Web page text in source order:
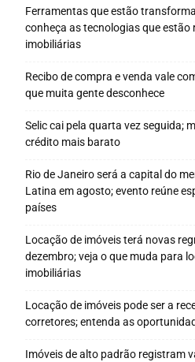
Ferramentas que estão
conheça as tecnologias que estão
imobiliárias
Recibo de compra e venda vale
que muita gente desconhece
Selic cai pela quarta vez seguida;
crédito mais barato
Rio de Janeiro será a capital do
Latina em agosto; evento reúne
países
Locação de imóveis terá novas
dezembro; veja o que muda para
imobiliárias
Locação de imóveis pode ser a
corretores; entenda as
Imóveis de alto padrão registram